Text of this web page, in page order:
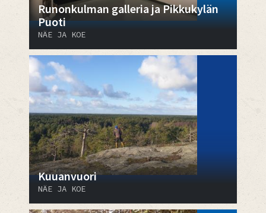
Runonkulman galleria ja Pikkukylän
Puoti
NÄE JA KOE
Kuuanvuori
NÄE JA KOE